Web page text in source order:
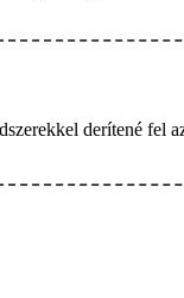
derítené